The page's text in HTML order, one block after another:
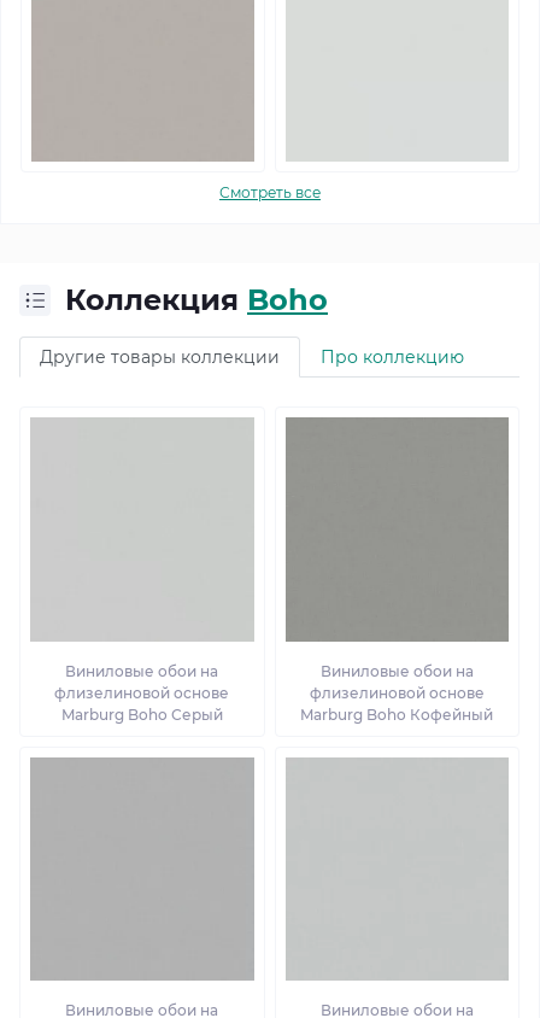
Смотреть все
Коллекция Boho
Другие товары коллекции Про коллекцию
Виниловые обои на
флизелиновой основе
Marburg Boho Серый
Виниловые обои на
флизелиновой основе
Marburg Boho Кофейный
Виниловые обои на Виниловые обои на